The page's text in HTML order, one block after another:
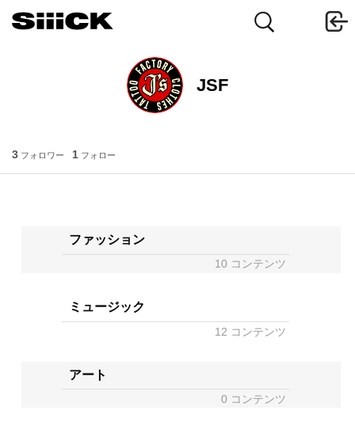
JSF
3 フォロワー 1 フォロー
ファッション
10 コンテンツ
ミュージック
12 コンテンツ
アート
0 コンテンツ